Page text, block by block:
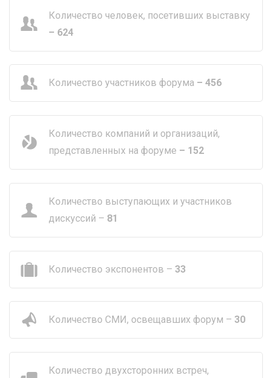
Количество человек, посетивших выставку
– 624
Количество участников форума – 456
Количество компаний и организаций,
представленных на форуме – 152
Количество выступающих и участников
дискуссий – 81
Количество экспонентов – 33
Количество СМИ, освещавших форум – 30
Количество двухсторонних встреч,